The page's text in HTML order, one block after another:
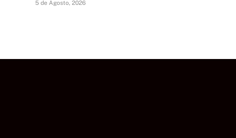
5 de Agosto, 2026